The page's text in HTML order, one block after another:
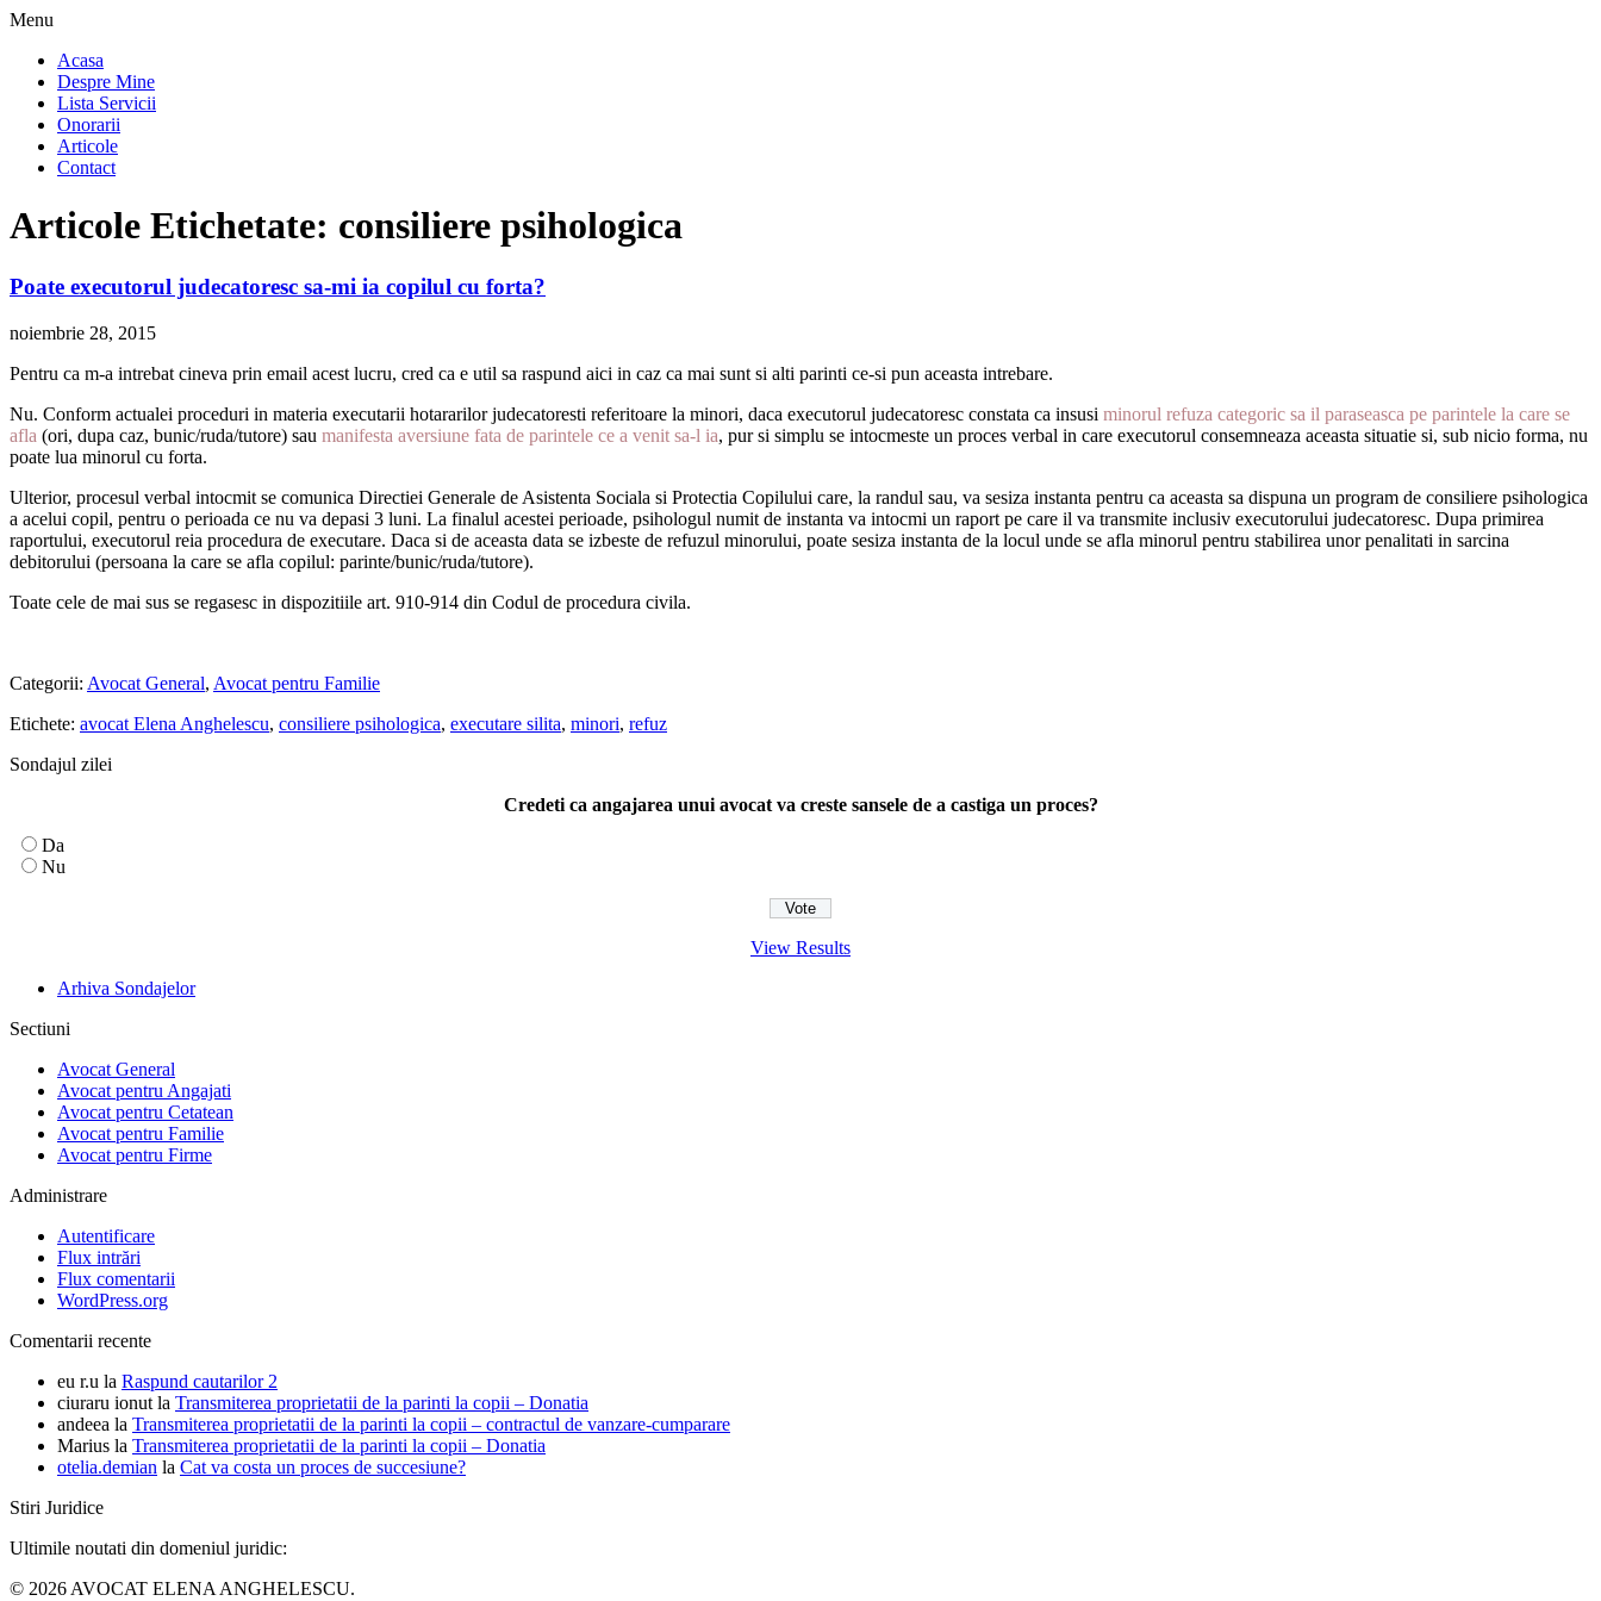
Menu
Acasa
Despre Mine
Lista Servicii
Onorarii
Articole
Contact
Articole Etichetate: consiliere psihologica
Poate executorul judecatoresc sa-mi ia copilul cu forta?
noiembrie 28, 2015
Pentru ca m-a intrebat cineva prin email acest lucru, cred ca e util sa raspund aici in caz ca mai sunt si alti parinti ce-si pun aceasta intrebare.
Nu. Conform actualei proceduri in materia executarii hotararilor judecatoresti referitoare la minori, daca executorul judecatoresc constata ca insusi minorul refuza categoric sa il paraseasca pe parintele la care se
afla (ori, dupa caz, bunic/ruda/tutore) sau manifesta aversiune fata de parintele ce a venit sa-l ia, pur si simplu se intocmeste un proces verbal in care executorul consemneaza aceasta situatie si, sub nicio forma, nu
poate lua minorul cu forta.
Ulterior, procesul verbal intocmit se comunica Directiei Generale de Asistenta Sociala si Protectia Copilului care, la randul sau, va sesiza instanta pentru ca aceasta sa dispuna un program de consiliere psihologica
a acelui copil, pentru o perioada ce nu va depasi 3 luni. La finalul acestei perioade, psihologul numit de instanta va intocmi un raport pe care il va transmite inclusiv executorului judecatoresc. Dupa primirea
raportului, executorul reia procedura de executare. Daca si de aceasta data se izbeste de refuzul minorului, poate sesiza instanta de la locul unde se afla minorul pentru stabilirea unor penalitati in sarcina
debitorului (persoana la care se afla copilul: parinte/bunic/ruda/tutore).
Toate cele de mai sus se regasesc in dispozitiile art. 910-914 din Codul de procedura civila.
Categorii: Avocat General, Avocat pentru Familie
Etichete: avocat Elena Anghelescu, consiliere psihologica, executare silita, minori, refuz
Sondajul zilei
Credeti ca angajarea unui avocat va creste sansele de a castiga un proces?
Da
Nu
View Results
Arhiva Sondajelor
Sectiuni
Avocat General
Avocat pentru Angajati
Avocat pentru Cetatean
Avocat pentru Familie
Avocat pentru Firme
Administrare
Autentificare
Flux intrări
Flux comentarii
WordPress.org
Comentarii recente
eu r.u la Raspund cautarilor 2
ciuraru ionut la Transmiterea proprietatii de la parinti la copii – Donatia
andeea la Transmiterea proprietatii de la parinti la copii – contractul de vanzare-cumparare
Marius la Transmiterea proprietatii de la parinti la copii – Donatia
otelia.demian la Cat va costa un proces de succesiune?
Stiri Juridice
Ultimile noutati din domeniul juridic:
© 2026 AVOCAT ELENA ANGHELESCU.